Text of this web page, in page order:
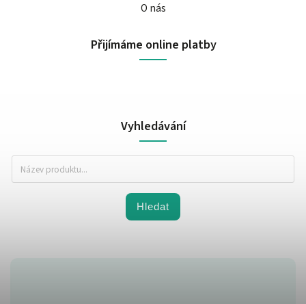
O nás
Přijímáme online platby
Vyhledávání
Hledat